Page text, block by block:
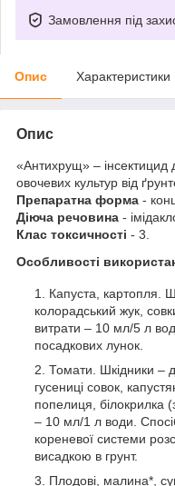
Замовлення під
Опис Характеристики
Опис
«Антихрущ» – інсектицид
овочевих культур від
Препаратна форма -
Діюча речовина -
Клас токсичності - 3.
Особливості
Капуста, картопля.
колорадський жук,
витрати – 10 мл/5 л
посадкових лунок.
Томати. Шкідники –
гусениці совок,
попелиця, білокрилка
– 10 мл/1 л води.
кореневої системи
висадкою в грунт.
Плодові, малина*,